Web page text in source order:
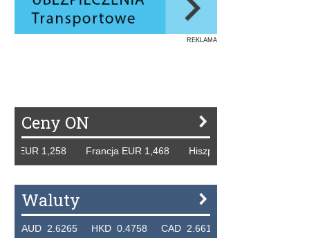
REKLAMA
Ceny ON
1,258 Francja EUR 1,468 Hiszpania EUR 1,229 WB GBP
Waluty
2.6265 HKD 0.4758 CAD 2.6618 NZD 2.1914 SGD